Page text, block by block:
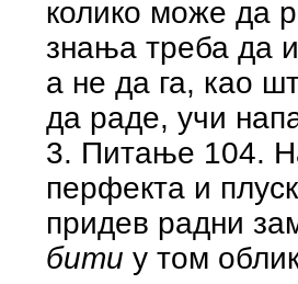
колико може да
знања треба да
а не да га, као
да раде, учи
3. Питање 104.
перфекта и
придев радни
бити у том